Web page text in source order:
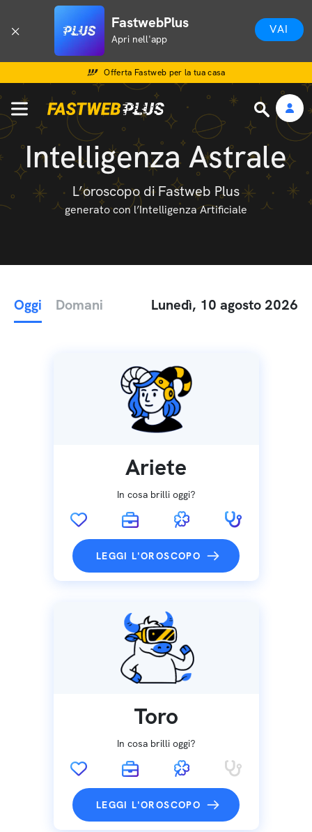
FastwebPlus
Apri nell'app
VAI
Offerta Fastweb per la tua casa
Intelligenza Astrale
L’oroscopo di Fastweb Plus
generato con l’Intelligenza Artificiale
Oggi Domani Lunedì, 10 agosto 2026
Ariete
In cosa brilli oggi?
LEGGI L'OROSCOPO
Toro
In cosa brilli oggi?
LEGGI L'OROSCOPO